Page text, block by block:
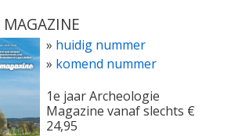
» huidig nummer
» komend nummer
1e jaar Archeologie
Magazine vanaf slechts €
24,95